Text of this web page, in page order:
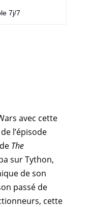
7j/7
avec cette
l’épisode
The
sur Tython,
de son
passé de
cette